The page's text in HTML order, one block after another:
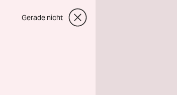
Gerade nicht